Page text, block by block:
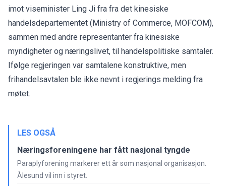
imot viseminister Ling Ji fra fra det kinesiske
handelsdepartementet (Ministry of Commerce, MOFCOM),
sammen med andre representanter fra kinesiske
myndigheter og næringslivet, til handelspolitiske samtaler.
Ifølge regjeringen var samtalene konstruktive, men
frihandelsavtalen ble ikke nevnt i regjerings melding fra
møtet.
LES OGSÅ
Næringsforeningene har fått nasjonal tyngde
Paraplyforening markerer ett år som nasjonal organisasjon.
Ålesund vil inn i styret.